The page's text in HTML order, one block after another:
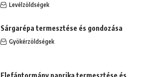
Levélzöldségek
Sárgarépa termesztése és gondozása
Gyökérzöldségek
Elefántormány paprika termesztése és